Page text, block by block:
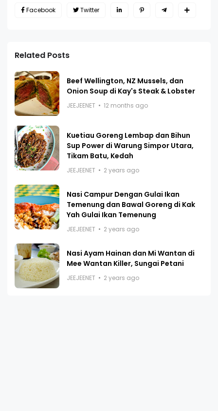
Facebook Twitter
Related Posts
Beef Wellington, NZ Mussels, dan
Onion Soup di Kay's Steak & Lobster
JEEJEENET 12 months ago
Kuetiau Goreng Lembap dan Bihun
Sup Power di Warung Simpor Utara,
Tikam Batu, Kedah
JEEJEENET 2 years ago
Nasi Campur Dengan Gulai Ikan
Temenung dan Bawal Goreng di Kak
Yah Gulai Ikan Temenung
JEEJEENET 2 years ago
Nasi Ayam Hainan dan Mi Wantan di
Mee Wantan Killer, Sungai Petani
JEEJEENET 2 years ago